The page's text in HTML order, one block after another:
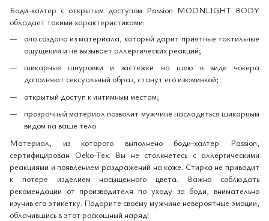
Боди-халтер с открытым доступом Passion MOONLIGHT BODY
обладает такими характеристиками:
оно создано из материала, который дарит приятные тактильные
ощущения и не вызывает аллергических реакций;
шикарные шнуровки и застежки на шею в виде чокера
дополняют сексуальный образ, станут его изюминкой;
открытый доступ к интимным местам;
прозрачный материал позволит мужчине насладиться шикарным
видом на ваше тело.
Материал, из которого выполнено боди-халтер Passion,
сертифицирован Oeko-Tex. Вы не столкнетесь с аллергическими
реакциями и появлением раздражений на коже. Стирка не приводит
к потере изделием насыщенного цвета. Важно соблюдать
рекомендации от производителя по уходу за боди, внимательно
изучив его этикетку. Подарите своему мужчине невероятные эмоции,
облачившись в этот роскошный наряд!